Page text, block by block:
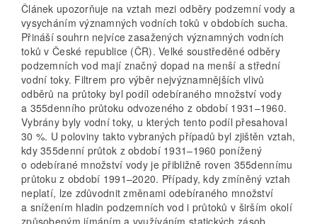
Článek upozorňuje na vztah mezi odběry podzemní vody a
vysycháním významných vodních toků v obdobích sucha.
Přináší souhrn nejvíce zasažených významných vodních
toků v České republice (ČR). Velké soustředěné odběry
podzemních vod mají značný dopad na menší a střední
vodní toky. Filtrem pro výběr nejvýznamnějších vlivů
odběrů na průtoky byl podíl odebíraného množství vody
a 355denního průtoku odvozeného z období 1931–1960.
Vybrány byly vodní toky, u kterých tento podíl přesahoval
30 %. U poloviny takto vybraných případů byl zjištěn vztah,
kdy 355denní průtok z období 1931–1960 ponížený
o odebírané množství vody je přibližně roven 355dennímu
průtoku z období 1991–2020. Případy, kdy zmíněný vztah
neplatí, lze zdůvodnit změnami odebíraného množství
a snížením hladin podzemních vod i průtoků v širším okolí
způsobeným jímáním a využíváním statických zásob